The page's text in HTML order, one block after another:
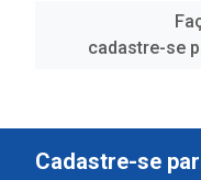
cadastre-se
Cadastre-se